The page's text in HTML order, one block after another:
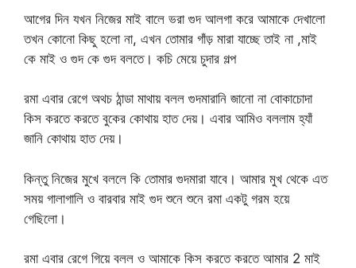
আগের দিন যখন নিজের মাই বালে ভরা গুদ আলগা করে আমাকে দেখালো
তখন কোনো কিছু হলো না, এখন তোমার গাঁড় মারা যাচ্ছে তাই না ,মাই
কে মাই ও গুদ কে গুদ বলতে। কচি মেয়ে চুদার গল্প
রমা এবার রেগে অথচ ঠান্ডা মাথায় বলল গুদমারানি জানো না বোকাচোদা
কিস করতে করতে বুকের কোথায় হাত দেয়। এবার আমিও বললাম হ্যাঁ
জানি কোথায় হাত দেয়।
কিন্তু নিজের মুখে বললে কি তোমার গুদমারা যাবে। আমার মুখ থেকে এত
সময় গালাগালি ও বারবার মাই গুদ শুনে শুনে রমা একটু গরম হয়ে
গেছিলো।
রমা এবার রেগে গিয়ে বলল ও আমাকে কিস করতে করতে আমার 2 মাই